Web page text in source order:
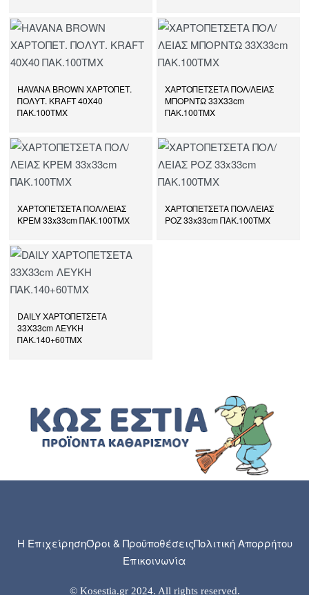
HAVANA BROWN ΧΑΡΤΟΠΕΤ.
ΠΟΛΥΤ. KRAFT 40Χ40
ΠΑΚ.100ΤΜΧ
ΧΑΡΤΟΠΕΤΣΕΤΑ ΠΟΛ/ΛΕΙΑΣ
ΜΠΟΡΝΤΩ 33Χ33cm
ΠΑΚ.100ΤΜΧ
ΧΑΡΤΟΠΕΤΣΕΤΑ ΠΟΛ/ΛΕΙΑΣ
ΚΡΕΜ 33x33cm ΠΑΚ.100ΤΜΧ
ΧΑΡΤΟΠΕΤΣΕΤΑ ΠΟΛ/ΛΕΙΑΣ
ΡΟΖ 33x33cm ΠΑΚ.100ΤΜΧ
DAILY ΧΑΡΤΟΠΕΤΣΕΤΑ
33Χ33cm ΛΕΥΚΗ
ΠΑΚ.140+60ΤΜΧ
Η ΕπιχείρησηΌροι & ΠροϋποθέσειςΠολιτική Απορρήτου
Επικοινωνία
© Kosestia.gr 2024. All rights reserved.